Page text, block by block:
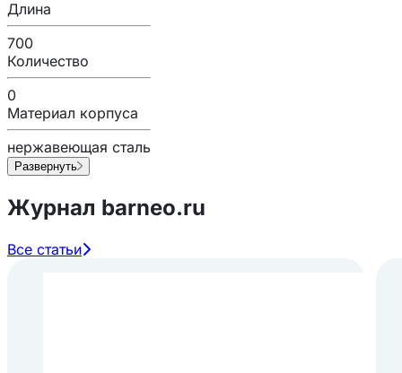
Длина
700
Количество
0
Материал корпуса
нержавеющая сталь
Развернуть
Журнал barneo.ru
Все статьи